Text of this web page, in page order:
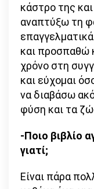
κάστρο της
αναπτύξω τη
και προσπαθώ
χρόνο στη
και εύχομαι
να διαβάσω
φύση και τα
-Ποιο βιβλίο
γιατί;
Είναι πάρα